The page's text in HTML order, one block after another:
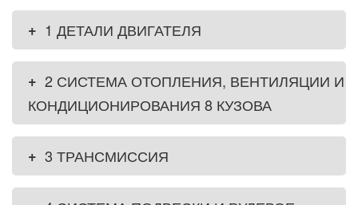
+ 1 ДЕТАЛИ ДВИГАТЕЛЯ
+ 2 СИСТЕМА ОТОПЛЕНИЯ, ВЕНТИЛЯЦИИ И
КОНДИЦИОНИРОВАНИЯ 8 КУЗОВА
+ 3 ТРАНСМИССИЯ